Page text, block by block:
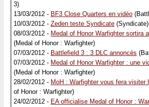
3)
13/03/2012 - BF3 Close Quarters en vidéo
10/03/2012 - Zeden teste Syndicate (Syndicate)
08/03/2012 - Medal of Honor Warfighter sortira
(Medal of Honor : Warfighter)
07/03/2012 - Battlefield 3 : 3 DLC annoncés
07/03/2012 - Medal of Honor Warfighter : une
(Medal of Honor : Warfighter)
28/02/2012 - MoH : Warfighter vous fera visiter
of Honor : Warfighter)
24/02/2012 - EA officialise Medal of Honor :